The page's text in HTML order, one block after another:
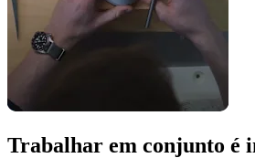
Trabalhar em conjunto é